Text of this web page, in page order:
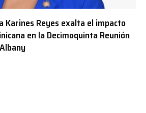
Karines Reyes exalta el impacto
en la Decimoquinta Reunión